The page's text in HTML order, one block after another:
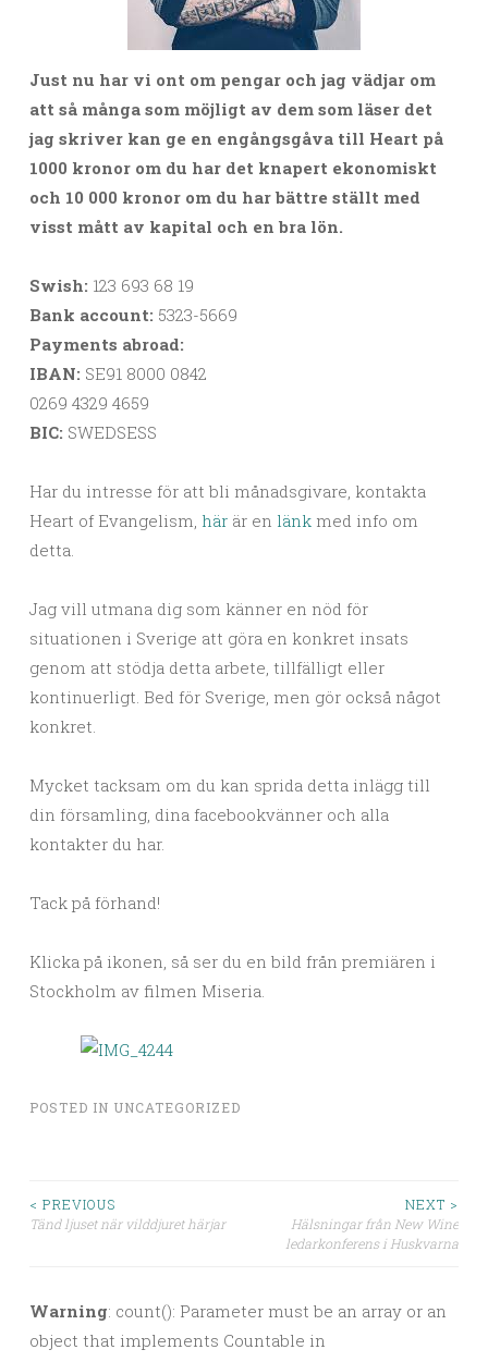
Just nu har vi ont om pengar och jag vädjar om
att så många som möjligt av dem som läser det
jag skriver kan ge en engångsgåva till Heart på
1000 kronor om du har det knapert ekonomiskt
och 10 000 kronor om du har bättre ställt med
visst mått av kapital och en bra lön.
Swish: 123 693 68 19
Bank account: 5323-5669
Payments abroad:
IBAN: SE91 8000 0842
0269 4329 4659
BIC: SWEDSESS
Har du intresse för att bli månadsgivare, kontakta
Heart of Evangelism, här är en länk med info om
detta.
Jag vill utmana dig som känner en nöd för
situationen i Sverige att göra en konkret insats
genom att stödja detta arbete, tillfälligt eller
kontinuerligt. Bed för Sverige, men gör också något
konkret.
Mycket tacksam om du kan sprida detta inlägg till
din församling, dina facebookvänner och alla
kontakter du har.
Tack på förhand!
Klicka på ikonen, så ser du en bild från premiären i
Stockholm av filmen Miseria.
POSTED IN UNCATEGORIZED
Post navigation
< PREVIOUS
Tänd ljuset när vilddjuret härjar
NEXT >
Hälsningar från New Wine
ledarkonferens i Huskvarna
Warning: count(): Parameter must be an array or an
object that implements Countable in